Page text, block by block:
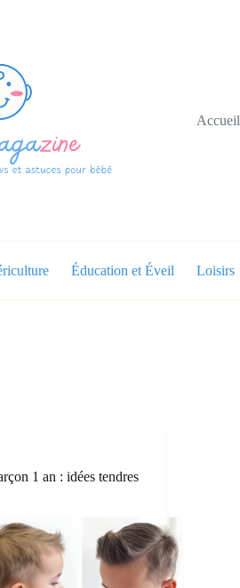
Accueil
Éducation et Éveil Loisirs
1 an : idées tendres